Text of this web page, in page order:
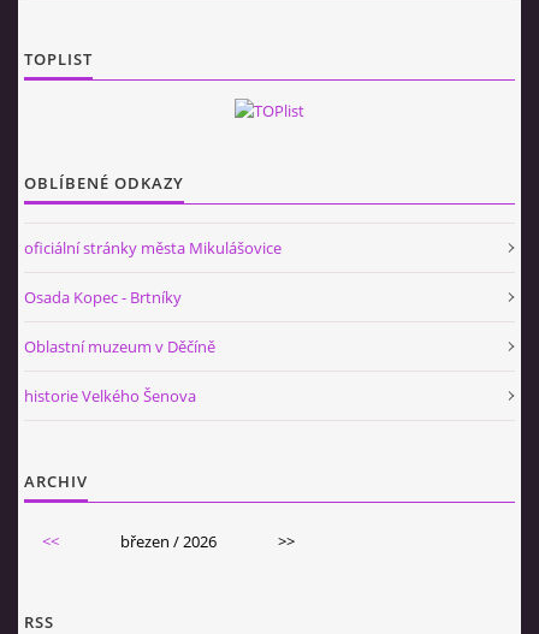
TOPLIST
OBLÍBENÉ ODKAZY
oficiální stránky města Mikulášovice
Osada Kopec - Brtníky
Oblastní muzeum v Děčíně
historie Velkého Šenova
ARCHIV
<< březen / 2026 >>
RSS